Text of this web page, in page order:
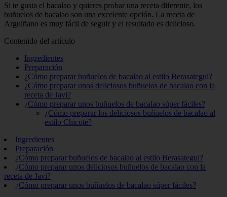
Si te gusta el bacalao y quieres probar una receta diferente, los
buñuelos de bacalao son una excelente opción. La receta de
Arguiñano es muy fácil de seguir y el resultado es delicioso.
Contenido del artículo
Ingredientes
Preparación
¿Cómo preparar buñuelos de bacalao al estilo Berasategui?
¿Cómo preparar unos deliciosos buñuelos de bacalao con la
receta de Javi?
¿Cómo preparar unos buñuelos de bacalao súper fáciles?
¿Cómo preparar los deliciosos buñuelos de bacalao al
estilo Chicote?
Ingredientes
Preparación
¿Cómo preparar buñuelos de bacalao al estilo Berasategui?
¿Cómo preparar unos deliciosos buñuelos de bacalao con la
receta de Javi?
¿Cómo preparar unos buñuelos de bacalao súper fáciles?